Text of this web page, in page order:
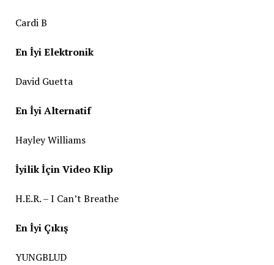
Cardi B
En İyi Elektronik
David Guetta
En İyi Alternatif
Hayley Williams
İyilik İçin Video Klip
H.E.R. – I Can’t Breathe
En İyi Çıkış
YUNGBLUD